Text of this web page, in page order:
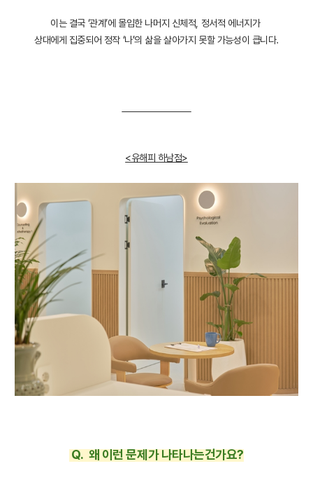
이는 결국 ‘관계’에 몰입한 나머지 신체적, 정서적 에너지가
상대에게 집중되어 정작 ‘나’의 삶을 살아가지 못할 가능성이 큽니다.
<유해피 하남점>
Q. 왜 이런 문제가 나타나는건가요?